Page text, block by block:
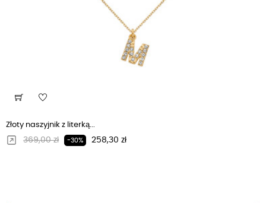
Złoty naszyjnik z literką...
Regularna cena
369,00 zł -30% Cena
258,30 zł